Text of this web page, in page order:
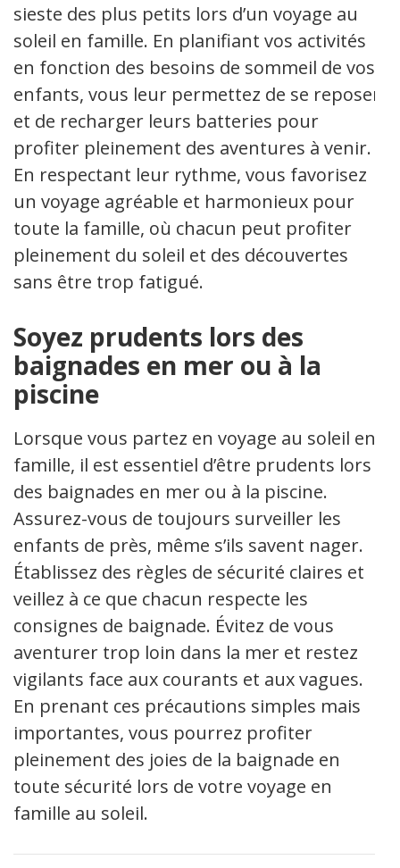
sieste des plus petits lors d’un voyage au
soleil en famille. En planifiant vos activités
en fonction des besoins de sommeil de vos
enfants, vous leur permettez de se reposer
et de recharger leurs batteries pour
profiter pleinement des aventures à venir.
En respectant leur rythme, vous favorisez
un voyage agréable et harmonieux pour
toute la famille, où chacun peut profiter
pleinement du soleil et des découvertes
sans être trop fatigué.
Soyez prudents lors des
baignades en mer ou à la
piscine
Lorsque vous partez en voyage au soleil en
famille, il est essentiel d’être prudents lors
des baignades en mer ou à la piscine.
Assurez-vous de toujours surveiller les
enfants de près, même s’ils savent nager.
Établissez des règles de sécurité claires et
veillez à ce que chacun respecte les
consignes de baignade. Évitez de vous
aventurer trop loin dans la mer et restez
vigilants face aux courants et aux vagues.
En prenant ces précautions simples mais
importantes, vous pourrez profiter
pleinement des joies de la baignade en
toute sécurité lors de votre voyage en
famille au soleil.